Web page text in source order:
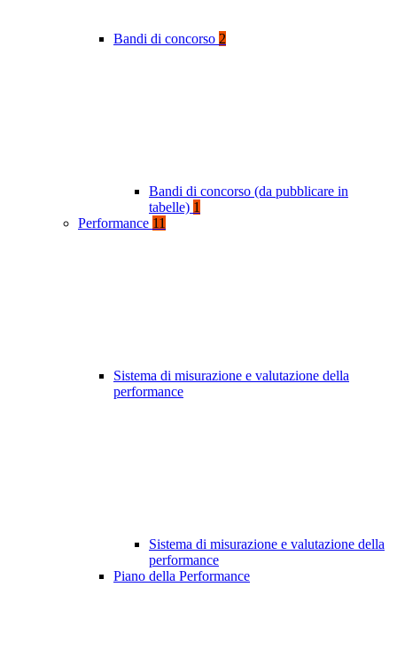
Bandi di concorso 2
Bandi di concorso (da pubblicare in
tabelle) 1
Performance 11
Sistema di misurazione e valutazione della
performance
Sistema di misurazione e valutazione della
performance
Piano della Performance